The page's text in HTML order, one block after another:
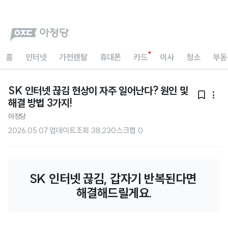
홈 인터넷 가전렌탈 휴대폰 카드 이사 청소 부
SK 인터넷 끊김 현상이 자주 일어난다? 원인 및
해결 방법 3가지!
 
아정당
2026.05.07 업데이트조회 38,230스크랩 0
SK 인터넷 끊김, 갑자기 반복된다면
해결해드릴게요.